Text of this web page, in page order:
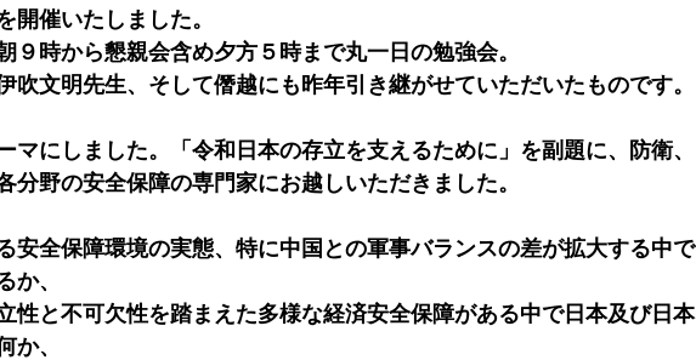
開催いたしました。
９時から懇親会含め夕方５時まで丸一日の勉強会。
吹文明先生、そして僭越にも昨年引き継がせていただいたものです。
マにしました。「令和日本の存立を支えるために」を副題に、防衛、
分野の安全保障の専門家にお越しいただきました。
安全保障環境の実態、特に中国との軍事バランスの差が拡大する中で
か、
性と不可欠性を踏まえた多様な経済安全保障がある中で日本及び日本
か、